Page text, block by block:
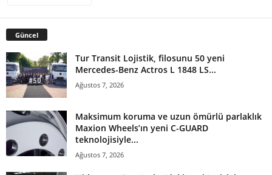
Güncel
Tur Transit Lojistik, filosunu 50 yeni
Mercedes-Benz Actros L 1848 LS...
Ağustos 7, 2026
Maksimum koruma ve uzun ömürlü parlaklık
Maxion Wheels’ın yeni C-GUARD
teknolojisiyle...
Ağustos 7, 2026